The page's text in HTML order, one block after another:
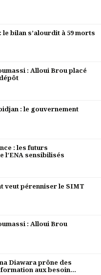
le bilan s’alourdit à 59 morts
: Alloui Brou placé
: le gouvernement
: les futurs
l’ENA sensibilisés
veut pérenniser le SIMT
: Alloui Brou
Diawara prône des
aux besoin...